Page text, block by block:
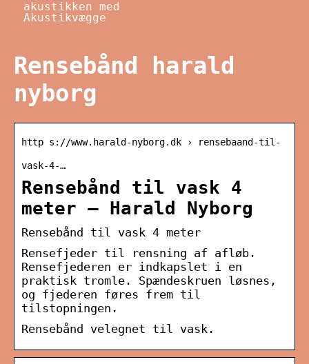
akustikken med
Akustikvægge
Rensebånd harald
nyborg
http s://www.harald-nyborg.dk › rensebaand-til-
vask-4-…
Rensebånd til vask 4
meter – Harald Nyborg
Rensebånd til vask 4 meter
Rensefjeder til rensning af afløb.
Rensefjederen er indkapslet i en
praktisk tromle. Spændeskruen løsnes,
og fjederen føres frem til
tilstopningen.
Rensebånd velegnet til vask.